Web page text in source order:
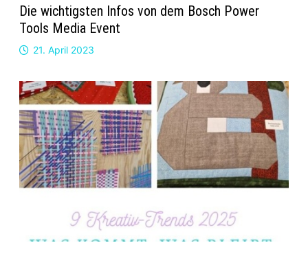
Die wichtigsten Infos von dem Bosch Power
Tools Media Event
21. April 2023